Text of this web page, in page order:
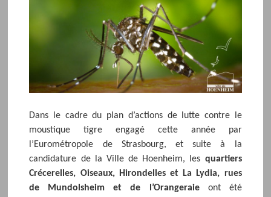
Dans le cadre du plan d’actions de lutte contre le
moustique tigre engagé cette année par
l’Eurométropole de Strasbourg, et suite à la
candidature de la Ville de Hoenheim, les quartiers
Crécerelles, Oiseaux, Hirondelles et La Lydia, rues
de Mundolsheim et de l’Orangeraieont été